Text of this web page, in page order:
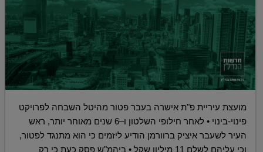
מועצת עיריית פ"ת אישרה בעבר פטור מהיטל השבחה לפרויקט
פינוי-בינוי • לאחר חילופי השלטון ו–6 שנים מאוחר יותר, ראש
העיר לשעבר איציק ברוורמן הודיע ליזמים כי הוא מתנגד לפטור,
וכי עליהם לשלם 11 מיליון שקל • ביהמ"ש פסק כעת כי רק